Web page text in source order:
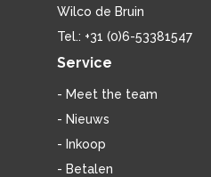
Wilco de Bruin
Tel.: +31 (0)6-53381547
Service
- Meet the team
- Nieuws
- Inkoop
- Betalen